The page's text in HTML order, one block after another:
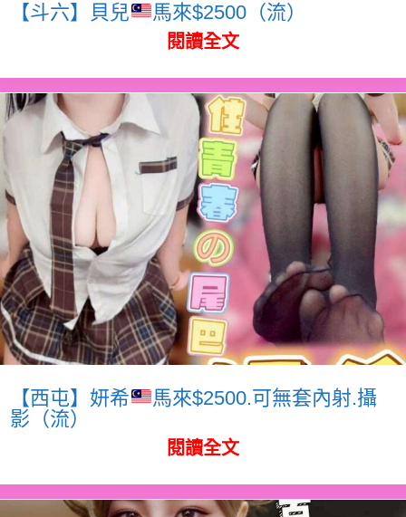
【斗六】貝兒 馬來$2500（流）
閱讀全文
【西屯】妍希
馬來$2500.可無套內射.攝
影（流）
閱讀全文